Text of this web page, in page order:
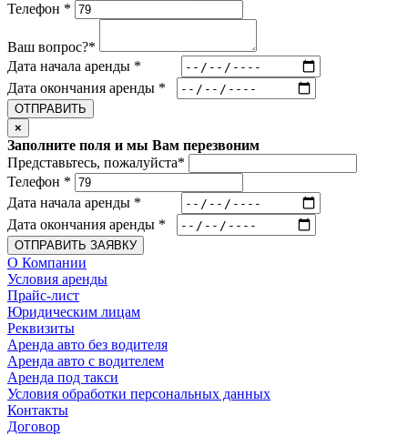
Телефон *
Ваш вопрос?*
Дата начала аренды *
Дата окончания аренды *
ОТПРАВИТЬ
×
Заполните поля и мы Вам перезвоним
Представьтесь, пожалуйста*
Телефон *
Дата начала аренды *
Дата окончания аренды *
ОТПРАВИТЬ ЗАЯВКУ
О Компании
Условия аренды
Прайс-лист
Юридическим лицам
Реквизиты
Аренда авто без водителя
Аренда авто с водителем
Аренда под такси
Условия обработки персональных данных
Контакты
Договор